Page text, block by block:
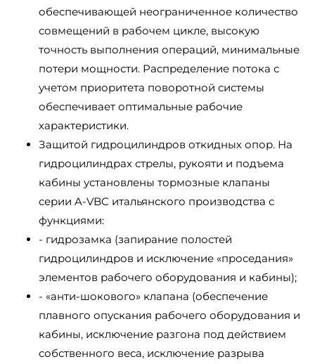
обеспечивающей неограниченное количество
совмещений в рабочем цикле, высокую
точность выполнения операций, минимальные
потери мощности. Распределение потока с
учетом приоритета поворотной системы
обеспечивает оптимальные рабочие
характеристики.
Защитой гидроцилиндров откидных опор. На
гидроцилиндрах стрелы, рукояти и подъема
кабины установлены тормозные клапаны
серии A-VBC итальянского производства с
функциями:
- гидрозамка (запирание полостей
гидроцилиндров и исключение «проседания»
элементов рабочего оборудования и кабины);
- «анти-шокового» клапана (обеспечение
плавного опускания рабочего оборудования и
кабины, исключение разгона под действием
собственного веса, исключение разрыва